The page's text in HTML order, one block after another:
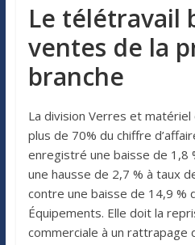
Le télétravail
ventes de la
branche
La division Verres et
plus de 70% du chiffre
enregistré une baisse de 1,8
une hausse de 2,7 % à taux
contre une baisse de 14,9 %
Équipements. Elle doit la
commerciale à un rattrapage